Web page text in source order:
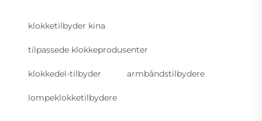
klokketilbyder kina
tilpassede klokkeprodusenter
klokkedel-tilbyder armbåndstilbydere
lompeklokketilbydere